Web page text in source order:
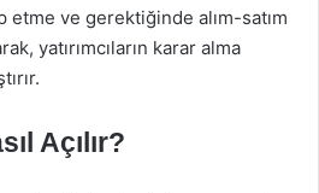
etme ve gerektiğinde alım-satım
yatırımcıların karar alma
Açılır?